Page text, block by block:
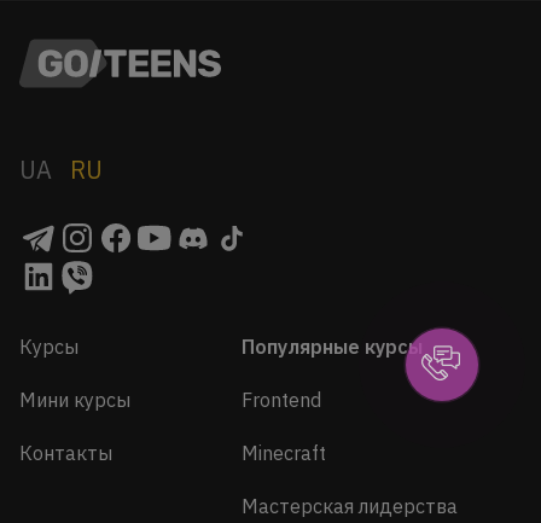
UA RU
Курсы
Мини курсы
Контакты
Популярные курсы
Frontend
Minecraft
Мастерская лидерства